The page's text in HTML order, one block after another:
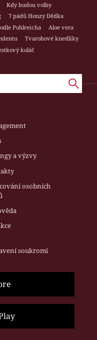
Kdy budou volby
7 pádů Honzy Dědka
Pohlreicha
Aloe vera
Tvarohové knedlíky
koláč
a výzvy
osobních
soukromí